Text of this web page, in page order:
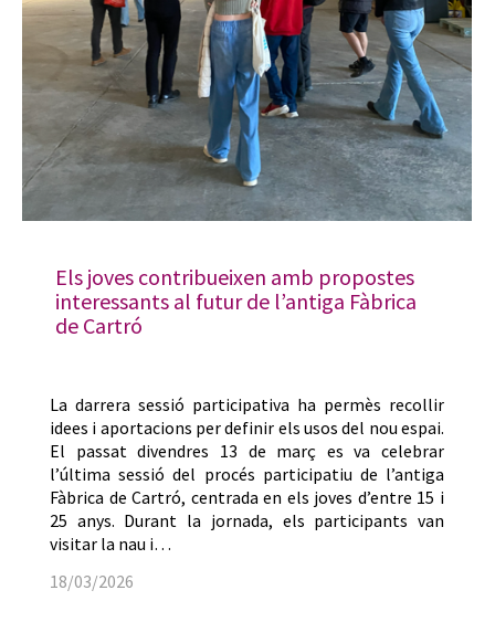
Els joves contribueixen amb propostes
interessants al futur de l’antiga Fàbrica
de Cartró
La darrera sessió participativa ha permès recollir
idees i aportacions per definir els usos del nou espai.
El passat divendres 13 de març es va celebrar
l’última sessió del procés participatiu de l’antiga
Fàbrica de Cartró, centrada en els joves d’entre 15 i
25 anys. Durant la jornada, els participants van
visitar la nau i…
18/03/2026